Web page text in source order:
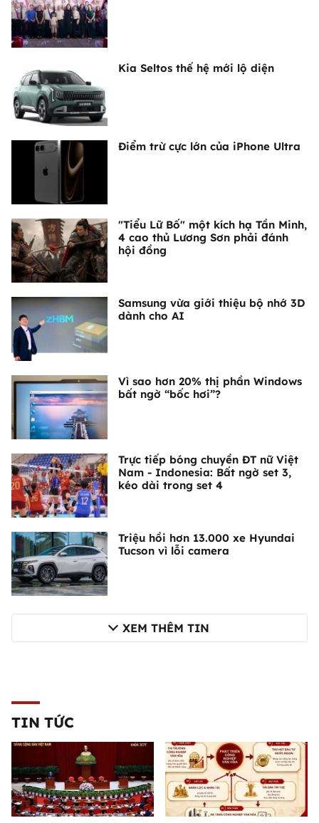
Kia Seltos thế hệ mới lộ diện
Điểm trừ cực lớn của iPhone Ultra
"Tiểu Lữ Bố" một kích hạ Tần Minh,
4 cao thủ Lương Sơn phải đánh
hội đồng
Samsung vừa giới thiệu bộ nhớ 3D
dành cho AI
Vì sao hơn 20% thị phần Windows
bất ngờ “bốc hơi”?
Trực tiếp bóng chuyền ĐT nữ Việt
Nam - Indonesia: Bất ngờ set 3,
kéo dài trong set 4
Triệu hồi hơn 13.000 xe Hyundai
Tucson vì lỗi camera
XEM THÊM TIN
TIN TỨC